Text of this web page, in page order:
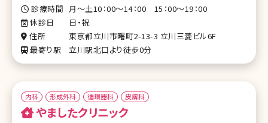
診療時間 月～土10：00～14：00 15：00～19：00
休診日
日・祝
住所
東京都立川市曙町2-13-3 立川三菱ビル6F
最寄り駅
立川駅北口より徒歩0分
内科 形成外科 循環器科 皮膚科
やましたクリニック